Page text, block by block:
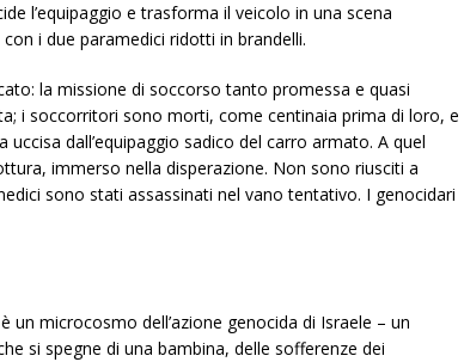
l’equipaggio e trasforma il veicolo in una scena
i due paramedici ridotti in brandelli.
la missione di soccorso tanto promessa e quasi
i soccorritori sono morti, come centinaia prima di loro, e
dall’equipaggio sadico del carro armato. A quel
immerso nella disperazione. Non sono riusciti a
sono stati assassinati nel vano tentativo. I genocidari
un microcosmo dell’azione genocida di Israele – un
si spegne di una bambina, delle sofferenze dei